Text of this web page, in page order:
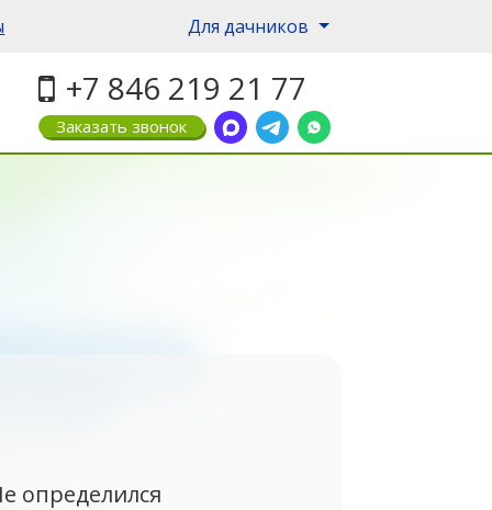
Для дачников
+7 846 219 21 77
Заказать звонок
определился